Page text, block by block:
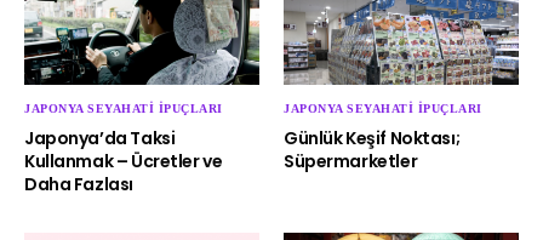
JAPONYA SEYAHATI İPUÇLARI
Japonya’da Taksi
Kullanmak – Ücretler ve
Daha Fazlası
JAPONYA SEYAHATI İPUÇLARI
Günlük Keşif Noktası;
Süpermarketler